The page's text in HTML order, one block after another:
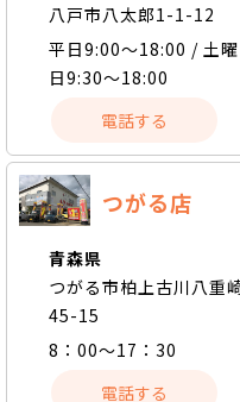
八戸市八太郎1-1-12
平日9:00～18:00 / 土曜
日9:30～18:00
電話する
つがる店
青森県
つがる市柏上古川八重
45-15
8：00～17：30
電話する